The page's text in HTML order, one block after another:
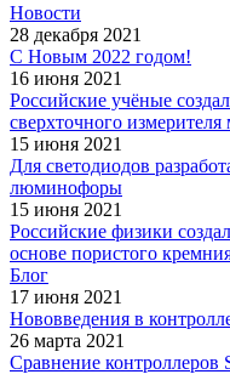
Новости
28 декабря 2021
С Новым 2022 годом!
16 июня 2021
Российские учёные
сверхточного измерителя
15 июня 2021
Для светодиодов
люминофоры
15 июня 2021
Российские физики
основе пористого
Блог
17 июня 2021
Нововведения в
26 марта 2021
Сравнение контроллеров